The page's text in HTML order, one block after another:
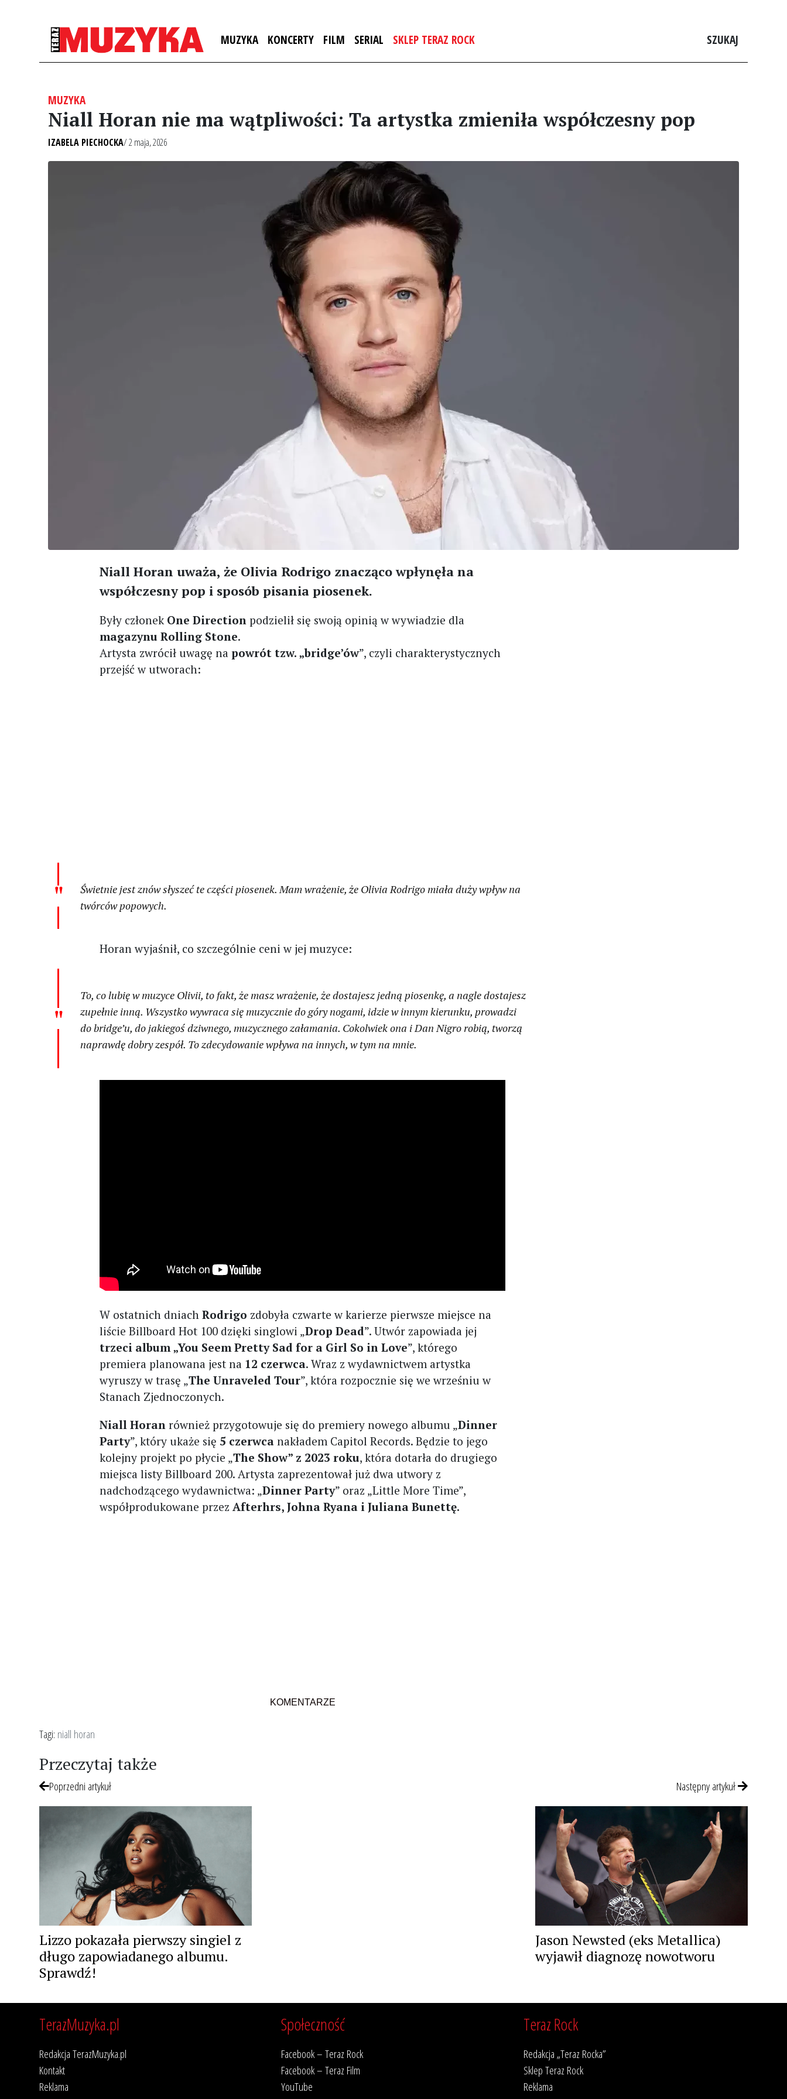
MUZYKA KONCERTY FILM SERIAL SKLEP TERAZ ROCK SZUKAJ
MUZYKA
Niall Horan nie ma wątpliwości: Ta artystka zmieniła współczesny pop
IZABELA PIECHOCKA/ 2 maja, 2026
Niall Horan uważa, że Olivia Rodrigo znacząco wpłynęła na
współczesny pop i sposób pisania piosenek.
Były członek One Direction podzielił się swoją opinią w wywiadzie dla
magazynu Rolling Stone.
Artysta zwrócił uwagę napowrót tzw. „bridge’ów”, czyli charakterystycznych
przejść w utworach:
Świetnie jest znów słyszeć te części piosenek. Mam wrażenie, że Olivia Rodrigo miała duży wpływ na
twórców popowych.
Horan wyjaśnił, co szczególnie ceni w jej muzyce:
To, co lubię w muzyce Olivii, to fakt, że masz wrażenie, że dostajesz jedną piosenkę, a nagle dostajesz
zupełnie inną. Wszystko wywraca się muzycznie do góry nogami, idzie w innym kierunku, prowadzi
do bridge’u, do jakiegoś dziwnego, muzycznego załamania. Cokolwiek ona i Dan Nigro robią, tworzą
naprawdę dobry zespół. To zdecydowanie wpływa na innych, w tym na mnie.
W ostatnich dniachRodrigo zdobyła czwarte w karierze pierwsze miejsce na
liście Billboard Hot 100 dzięki singlowi „Drop Dead”. Utwór zapowiada jej
trzeci album „You Seem Pretty Sad for a Girl So in Love”, którego
premiera planowana jest na 12 czerwca. Wraz z wydawnictwem artystka
wyruszy w trasę „The Unraveled Tour”, która rozpocznie się we wrześniu w
Stanach Zjednoczonych.
Niall Horan również przygotowuje się do premiery nowego albumu „Dinner
Party”, który ukaże się 5 czerwca nakładem Capitol Records. Będzie to jego
kolejny projekt po płycie „The Show” z 2023 roku, która dotarła do drugiego
miejsca listy Billboard 200. Artysta zaprezentował już dwa utwory z
nadchodzącego wydawnictwa: „Dinner Party” oraz „Little More Time”,
współprodukowane przez Afterhrs, Johna Ryana i Juliana Bunettę.
KOMENTARZE
Tagi: niall horan
Przeczytaj także
Poprzedni artykuł
Lizzo pokazała pierwszy singiel z
długo zapowiadanego albumu.
Sprawdź!
Następny artykuł
Jason Newsted (eks Metallica)
wyjawił diagnozę nowotworu
TerazMuzyka.pl
Redakcja TerazMuzyka.pl
Kontakt
Reklama
Społeczność
Facebook – Teraz Rock
Facebook – Teraz Film
YouTube
Teraz Rock
Redakcja „Teraz Rocka”
Sklep Teraz Rock
Reklama